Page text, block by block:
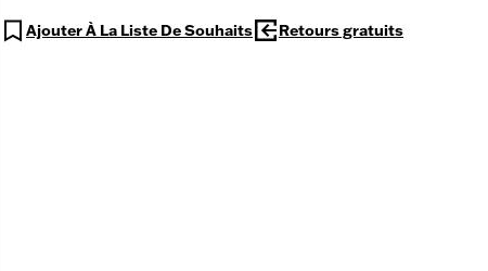
Ajouter À La Liste De Souhaits Retours gratuits